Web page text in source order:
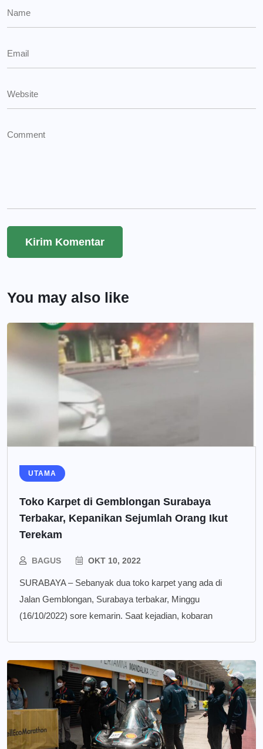
You may also like
UTAMA
Toko Karpet di Gemblongan Surabaya
Terbakar, Kepanikan Sejumlah Orang Ikut
Terekam
BAGUS OKT 10, 2022
SURABAYA – Sebanyak dua toko karpet yang ada di
Jalan Gemblongan, Surabaya terbakar, Minggu
(16/10/2022) sore kemarin. Saat kejadian, kobaran